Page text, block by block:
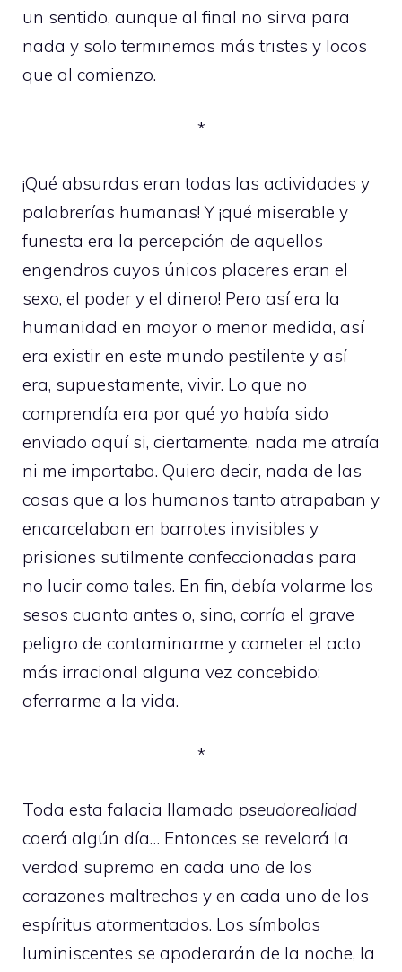
un sentido, aunque al final no sirva para
nada y solo terminemos más tristes y locos
que al comienzo.
*
¡Qué absurdas eran todas las actividades y
palabrerías humanas! Y ¡qué miserable y
funesta era la percepción de aquellos
engendros cuyos únicos placeres eran el
sexo, el poder y el dinero! Pero así era la
humanidad en mayor o menor medida, así
era existir en este mundo pestilente y así
era, supuestamente, vivir. Lo que no
comprendía era por qué yo había sido
enviado aquí si, ciertamente, nada me atraía
ni me importaba. Quiero decir, nada de las
cosas que a los humanos tanto atrapaban y
encarcelaban en barrotes invisibles y
prisiones sutilmente confeccionadas para
no lucir como tales. En fin, debía volarme los
sesos cuanto antes o, sino, corría el grave
peligro de contaminarme y cometer el acto
más irracional alguna vez concebido:
aferrarme a la vida.
*
Toda esta falacia llamada pseudorealidad
caerá algún día… Entonces se revelará la
verdad suprema en cada uno de los
corazones maltrechos y en cada uno de los
espíritus atormentados. Los símbolos
luminiscentes se apoderarán de la noche, la